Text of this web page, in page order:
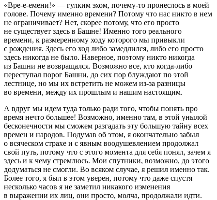
«Вре-е-емени!» — гулким эхом, почему-то пронеслось в моей
голове. Почему именно времени? Потому что нас никто в нем
не ограничивает? Нет, скорее потому, что его просто
не существует здесь в Башне! Именно того реального
времени, к размеренному ходу которого мы привыкли
с рождения. Здесь его ход либо замедлился, либо его просто
здесь никогда не было. Наверное, поэтому никто никогда
из Башни не возвращался. Возможно все, кто когда-либо
переступал порог Башни, до сих пор блуждают по этой
лестнице, но мы их встретить не можем из-за разницы
во времени, между их прошлым и нашим настоящим.
А вдруг мы идем туда только ради того, чтобы понять про
время нечто большее! Возможно, именно там, в этой унылой
бесконечности мы сможем разгадать эту большую тайну всех
времен и народов. Подумав об этом, я окончательно забыл
о всяческом страхе и с явным воодушевлением продолжал
свой путь, потому что с этого момента для себя понял, зачем я
здесь и к чему стремлюсь. Мои спутники, возможно, до этого
додуматься не смогли. Во всяком случае, я решил именно так.
Более того, я был в этом уверен, потому что даже спустя
несколько часов я не заметил никакого изменения
в выражении их лиц, они просто, молча, продолжали идти.